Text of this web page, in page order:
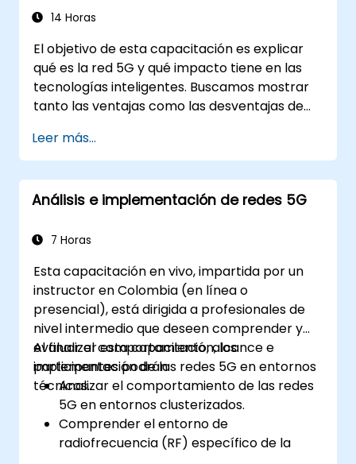
rendimiento eficiente en dispositivos de
14 Horas
El objetivo de esta capacitación es explicar
qué es la red 5G y qué impacto tiene en las
tecnologías inteligentes. Buscamos mostrar
tanto las ventajas como las desventajas de
como presentar las direcciones de desarrollo
de la red, la cual, desde sus inicios, fue
diseñada para el mundo inteligente.
Leer más...
Análisis e implementación de redes 5G
7 Horas
Esta capacitación en vivo, impartida por un
instructor en Colombia (en línea o
presencial), está dirigida a profesionales de
nivel intermedio que deseen comprender y
evaluar el comportamiento, alcance e
implementación de las redes 5G en entornos
técnicos.
Al finalizar esta capacitación, los
participantes podrán:
Analizar el comportamiento de las redes
5G en entornos clusterizados.
Comprender el entorno de
radiofrecuencia (RF) específico de la